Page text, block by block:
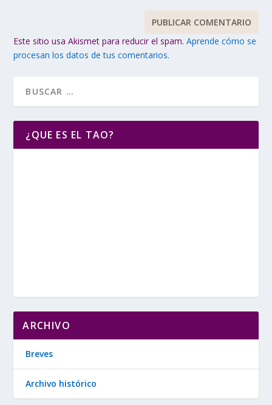
Este sitio usa Akismet para reducir el spam.Aprende cómo se
procesan los datos de tus comentarios.
¿QUE ES EL TAO?
ARCHIVO
Breves
Archivo histórico